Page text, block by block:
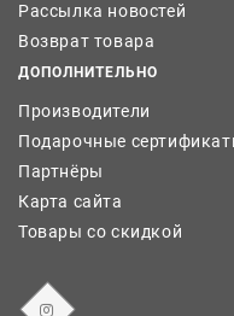
Рассылка новостей
Возврат товара
ДОПОЛНИТЕЛЬНО
Производители
Подарочные
Партнёры
Карта сайта
Товары со скидкой